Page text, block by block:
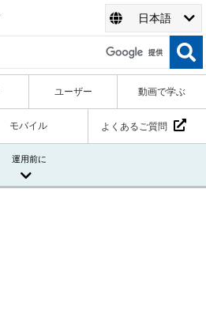
日本語
ユーザー 動画で学ぶ
モバイル よくあるご質問
運用前に